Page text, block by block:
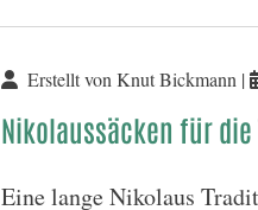
Erstellt von Knut Bickmann |
Nikolaussäcken für die
Eine lange Nikolaus